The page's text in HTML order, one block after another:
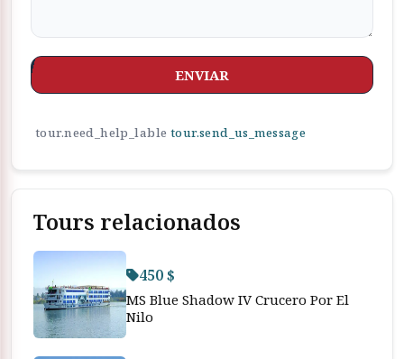
ENVIAR
tour.need_help_lable tour.send_us_message
Tours relacionados
450 $
MS Blue Shadow IV Crucero Por El
Nilo